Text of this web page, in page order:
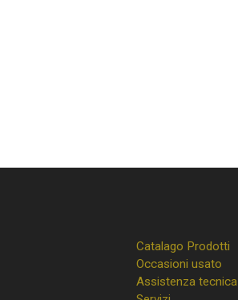
Catalago Prodotti
Occasioni usato
Assistenza tecnica